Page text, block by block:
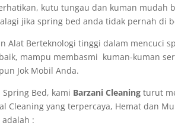
kutu tungau dan kuman mudah
jika spring bed anda tidak pernah di
Alat Berteknologi tinggi dalam mencuci
mampu membasmi kuman-kuman
Jok Mobil Anda.
Bed, kami Barzani Cleaning turut
Cleaning yang terpercaya, Hemat dan
: